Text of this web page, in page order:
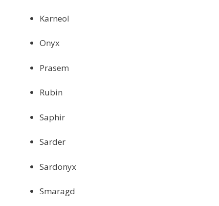
Karneol
Onyx
Prasem
Rubin
Saphir
Sarder
Sardonyx
Smaragd